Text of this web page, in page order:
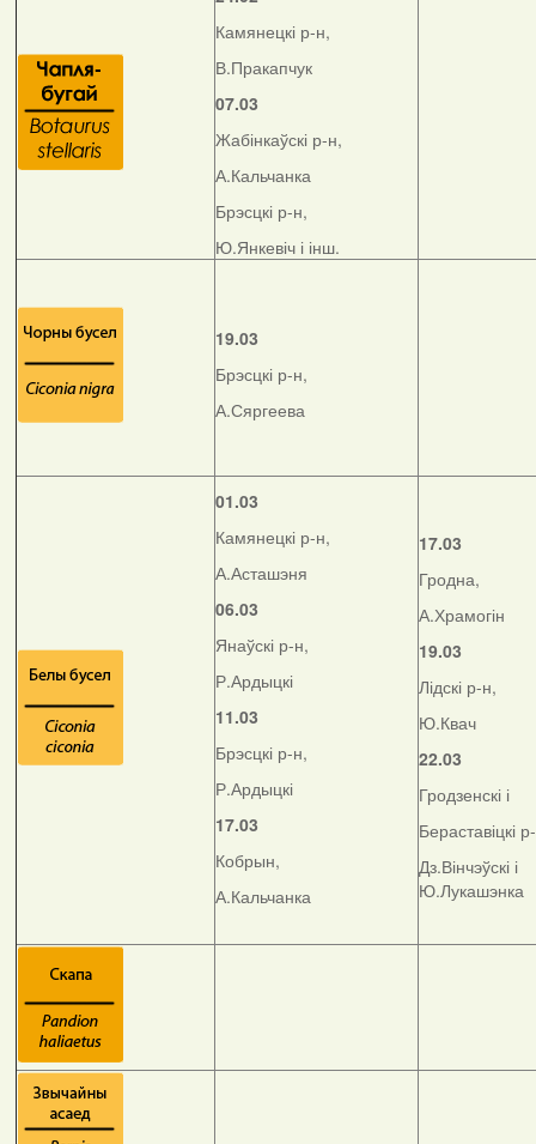
Камянецкі р-н,
В.Пракапчук
07.03
Жабінкаўскі р-н,
А.Кальчанка
Брэсцкі р-н,
Ю.Янкевіч і інш.
19.03
Брэсцкі р-н,
А.Сяргеева
01.03
Камянецкі р-н,
А.Асташэня
06.03
Янаўскі р-н,
Р.Ардыцкі
11.03
Брэсцкі р-н,
Р.Ардыцкі
17.03
Кобрын,
А.Кальчанка
17.03
Гродна,
А.Храмогін
19.03
Лідскі р-н,
Ю.Квач
22.03
Гродзенскі і
Бераставіцкі
Дз.Вінчэўскі і
Ю.Лукашэнка